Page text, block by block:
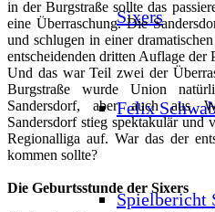
Sixers
Felix
Spielbericht
in der Burgstraße sollte das
eine Überraschung. Die
und schlugen in einer
entscheidenden dritten Auflage der
Und das war Teil zwei der
Burgstraße wurde Union
Sandersdorf, aber auch aus
Sandersdorf stieg spektakulär und
Regionalliga auf. War das der
kommen sollte?
Die Geburtsstunde der Sixers